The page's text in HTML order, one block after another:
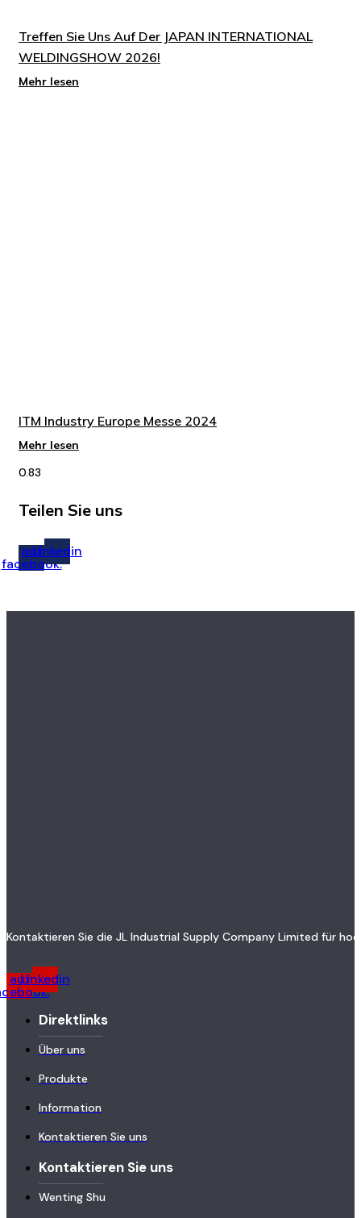
Treffen Sie Uns Auf Der JAPAN INTERNATIONAL
WELDINGSHOW 2026!
Mehr lesen
ITM Industry Europe Messe 2024
Mehr lesen
Teilen Sie uns
auf
facebook.
Linkedin
Kontaktieren Sie die JL Industrial Supply Company Limited für
aufLinkedin
Direktlinks
Über uns
Produkte
Information
Kontaktieren Sie uns
Kontaktieren Sie uns
Wenting Shu